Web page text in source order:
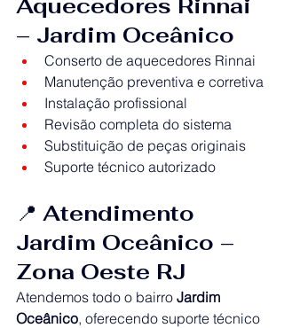
Aquecedores Rinnai
– Jardim Oceânico
Conserto de aquecedores Rinnai
Manutenção preventiva e corretiva
Instalação profissional
Revisão completa do sistema
Substituição de peças originais
Suporte técnico autorizado
📍 Atendimento
Jardim Oceânico –
Zona Oeste RJ
Atendemos todo o bairro Jardim
Oceânico, oferecendo suporte técnico